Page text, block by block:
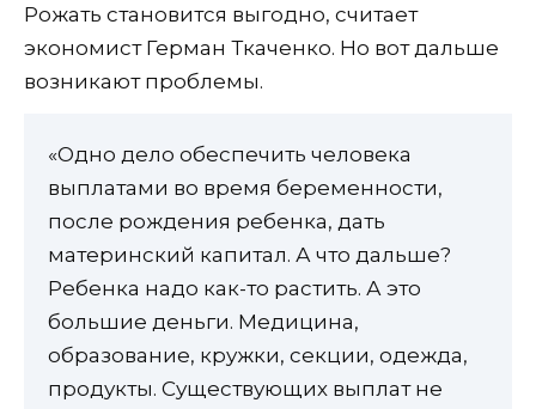
Рожать становится выгодно, считает
экономист Герман Ткаченко. Но вот дальше
возникают проблемы.
«Одно дело обеспечить человека
выплатами во время беременности,
после рождения ребенка, дать
материнский капитал. А что дальше?
Ребенка надо как-то растить. А это
большие деньги. Медицина,
образование, кружки, секции, одежда,
продукты. Существующих выплат не